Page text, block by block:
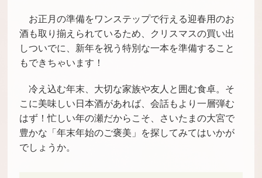
お正月の準備をワンステップで行える迎春用のお
酒も取り揃えられているため、クリスマスの買い出
しついでに、新年を祝う特別な一本を準備すること
もできちゃいます！
冷え込む年末、大切な家族や友人と囲む食卓。そ
こに美味しい日本酒があれば、会話もより一層弾む
はず！忙しい年の瀬だからこそ、さいたまの大宮で
豊かな「年末年始のご褒美」を探してみてはいかが
でしょうか。